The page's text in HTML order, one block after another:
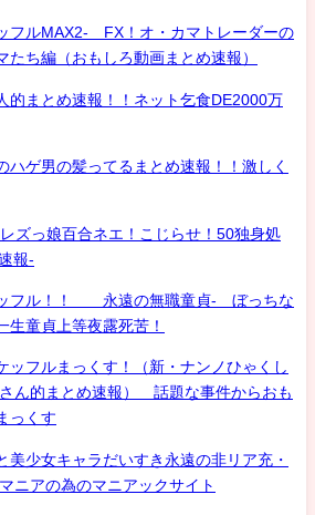
フルMAX2- FX！オ・カマトレーダーの
ち編（おもしろ動画まとめ速報）
的まとめ速報！！ネット乞食DE2000万
ハゲ男の髪ってるまとめ速報！！激しく
ズっ娘百合ネエ！こじらせ！50独身処
報-
ッフル！！ 永遠の無職童貞- ぼっちな
生童貞上等夜露死苦！
ッフルまっくす！（新・ナンノひゃくし
ん的まとめ速報） 話題な事件からおも
っくす
美少女キャラだいすき永遠の非リア充・
ニアの為のマニアックサイト